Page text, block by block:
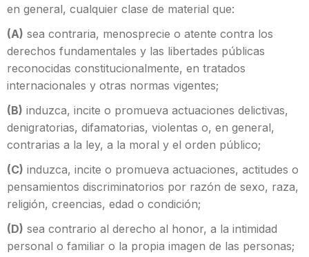
en general, cualquier clase de material que:
(A) sea contraria, menosprecie o atente contra los
derechos fundamentales y las libertades públicas
reconocidas constitucionalmente, en tratados
internacionales y otras normas vigentes;
(B) induzca, incite o promueva actuaciones delictivas,
denigratorias, difamatorias, violentas o, en general,
contrarias a la ley, a la moral y el orden público;
(C) induzca, incite o promueva actuaciones, actitudes o
pensamientos discriminatorios por razón de sexo, raza,
religión, creencias, edad o condición;
(D) sea contrario al derecho al honor, a la intimidad
personal o familiar o la propia imagen de las personas;